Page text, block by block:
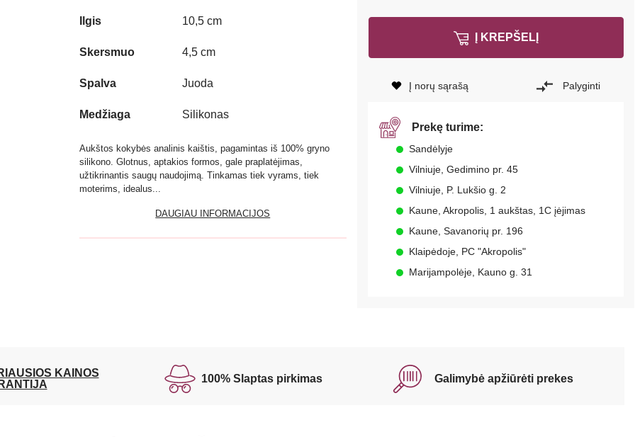
Ilgis 10,5 cm
Skersmuo 4,5 cm
Spalva Juoda
Medžiaga Silikonas
Aukštos kokybės analinis kaištis, pagamintas iš 100% gryno
silikono. Glotnus, aptakios formos, gale praplatėjimas,
užtikrinantis saugų naudojimą. Tinkamas tiek vyrams, tiek
moterims, idealus...
DAUGIAU INFORMACIJOS
Į KREPŠELĮ
Į norų sąrašą Palyginti
Prekę turime:
Sandėlyje
Vilniuje, Gedimino pr. 45
Vilniuje, P. Lukšio g. 2
Kaune, Akropolis, 1 aukštas, 1C įėjimas
Kaune, Savanorių pr. 196
Klaipėdoje, PC "Akropolis"
Marijampolėje, Kauno g. 31
KAINOS
100% Slaptas pirkimas Galimybė apžiūrėti prekes